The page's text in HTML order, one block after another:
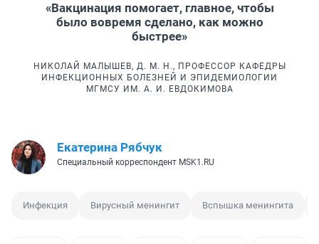
«Вакцинация помогает, главное, чтобы
было вовремя сделано, как можно
быстрее»
НИКОЛАЙ МАЛЫШЕВ, Д. М. Н., ПРОФЕССОР КАФЕДРЫ
ИНФЕКЦИОННЫХ БОЛЕЗНЕЙ И ЭПИДЕМИОЛОГИИ
МГМСУ ИМ. А. И. ЕВДОКИМОВА
Екатерина Рябчук
Специальный корреспондент MSK1.RU
Инфекция Вирусный менингит Вспышка менингита